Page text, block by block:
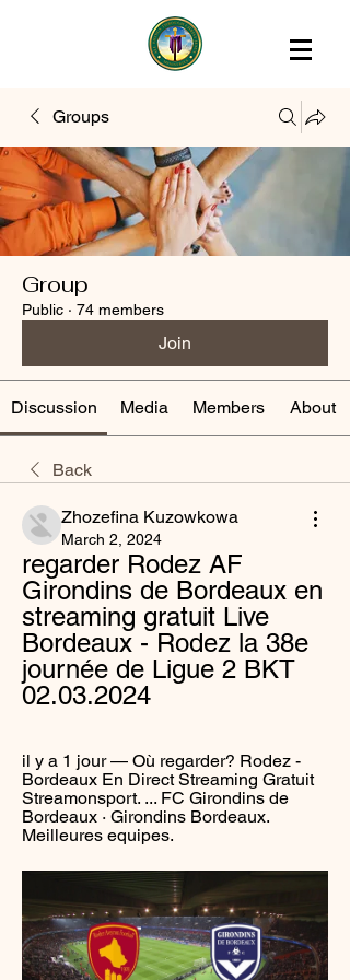
Groups
Group
Public · 74 members
Join
Discussion Media Members About
Back
Zhozefina Kuzowkowa
March 2, 2024
regarder Rodez AF
Girondins de Bordeaux en
streaming gratuit Live
Bordeaux - Rodez la 38e
journée de Ligue 2 BKT
02.03.2024
il y a 1 jour — Où regarder? Rodez -
Bordeaux En Direct Streaming Gratuit
Streamonsport. ... FC Girondins de
Bordeaux · Girondins Bordeaux.
Meilleures equipes.